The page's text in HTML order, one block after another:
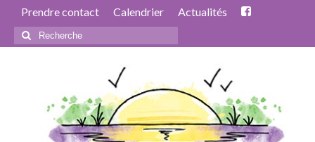
Prendre contact Calendrier Actualités
Rechercher
: